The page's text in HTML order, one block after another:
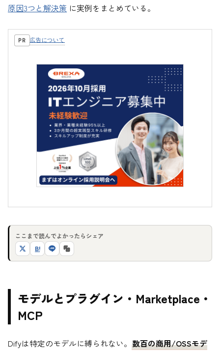
原因3つと解決策 に実例をまとめている。
PR 広告について
ここまで読んでよかったらシェア
B!
モデルとプラグイン・Marketplace・
MCP
Difyは特定のモデルに縛られない。 数百の商用/OSSモデ